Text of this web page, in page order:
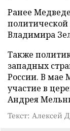
Ранее
Владимира
Также
западных
России. В мае
участие в
Андрея
Текст: Алексей